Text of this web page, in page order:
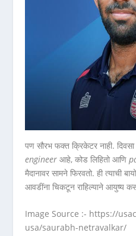
पण सौरभ फक्त क्रिकेटर नाही. दिवसा
engineer आहे, कोड लिहितो आणि
मैदानावर सामने फिरवतो. ही त्याची
आवडींना चिकटून राहिल्याने आयुष्य
Image Source :- https://
usa/saurabh-netravalkar/